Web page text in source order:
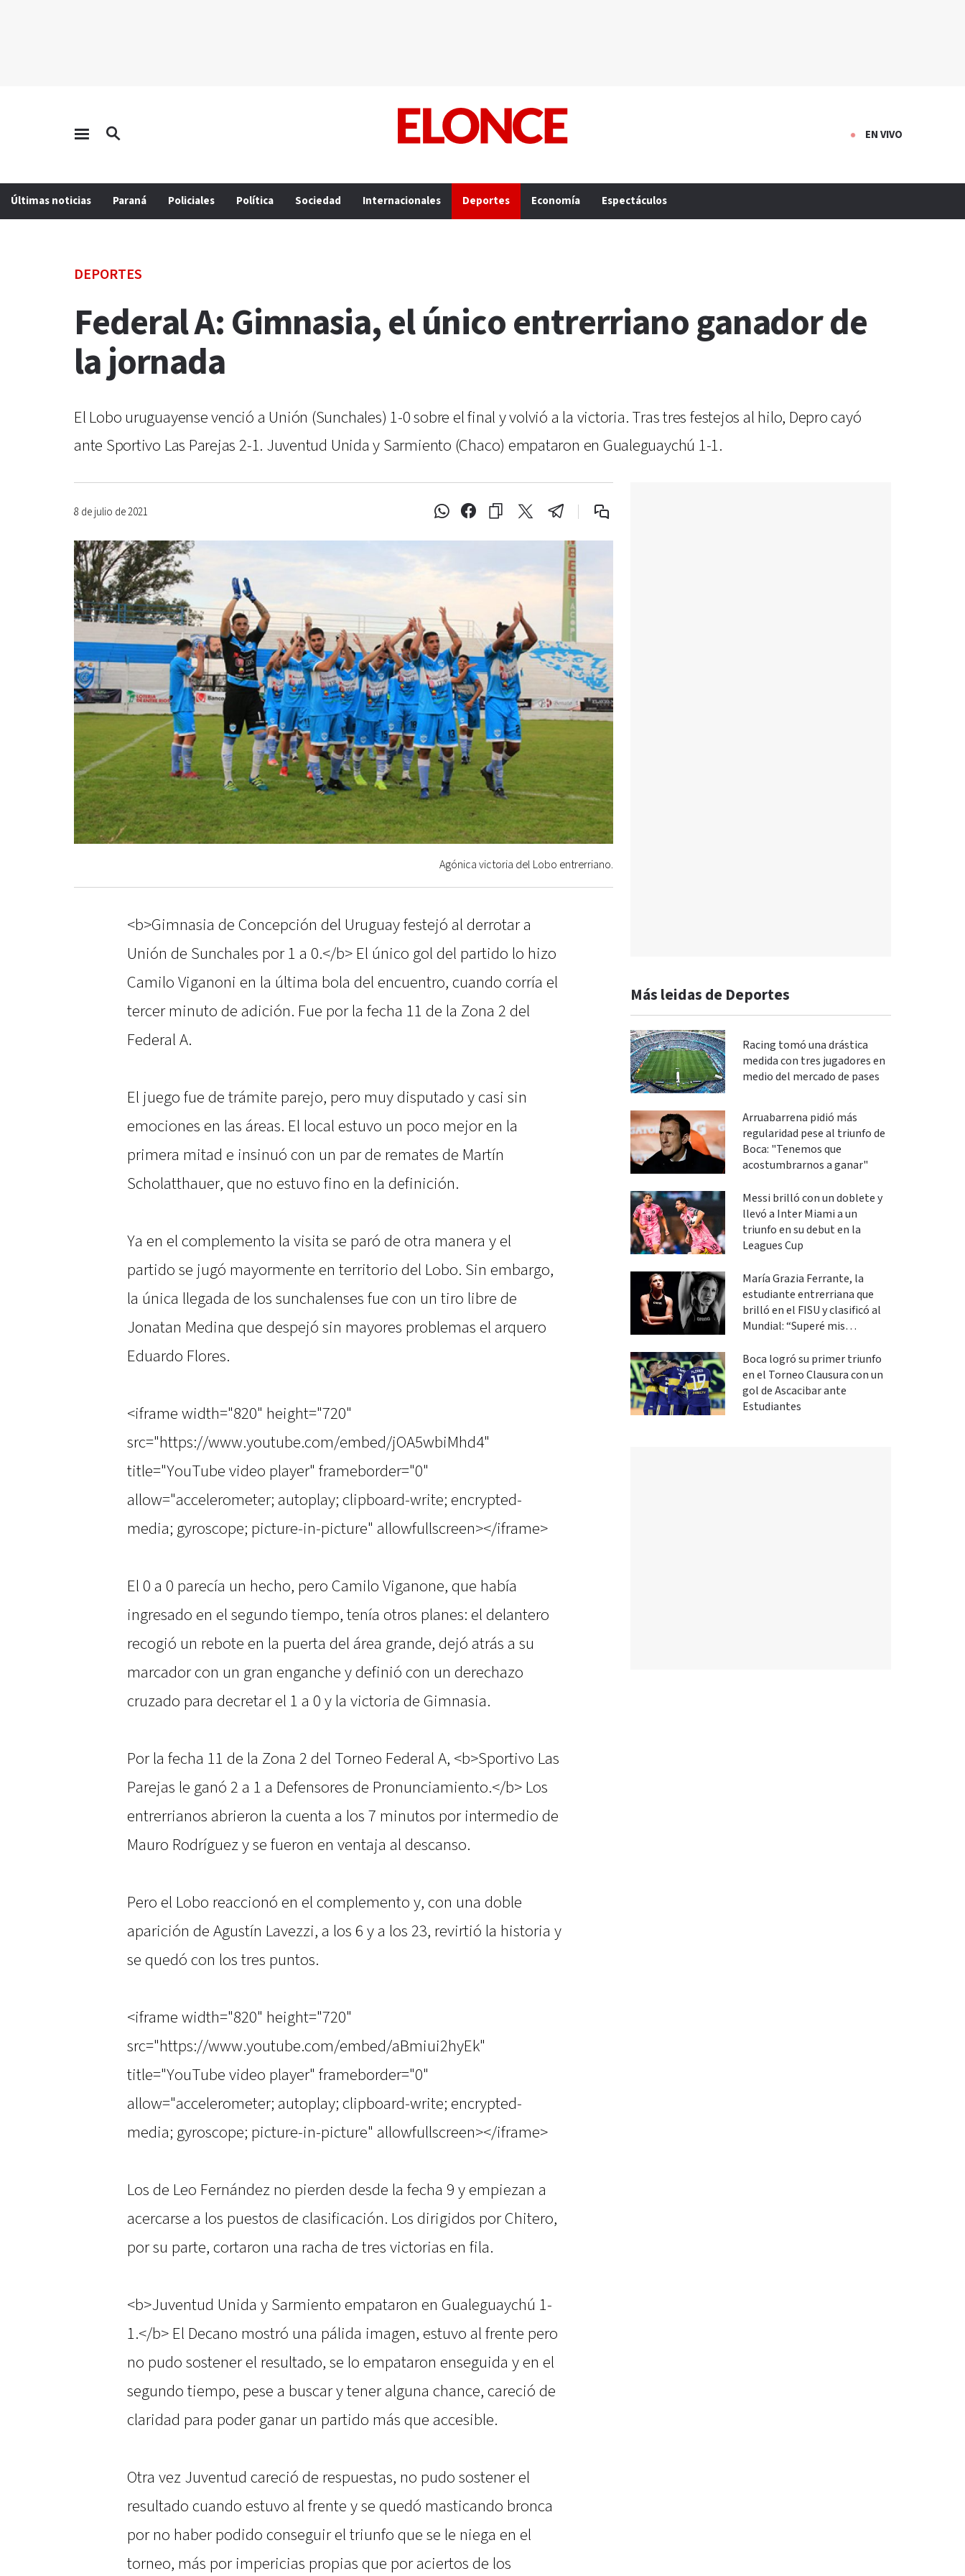
EN VIVO
Últimas noticias Paraná Policiales Política Sociedad Internacionales Deportes Economía Espectáculos
DEPORTES
Federal A: Gimnasia, el único entrerriano ganador de
la jornada
El Lobo uruguayense venció a Unión (Sunchales) 1-0 sobre el final y volvió a la victoria. Tras tres festejos al hilo, Depro cayó
ante Sportivo Las Parejas 2-1. Juventud Unida y Sarmiento (Chaco) empataron en Gualeguaychú 1-1.
8 de julio de 2021
Agónica victoria del Lobo entrerriano.
<b>Gimnasia de Concepción del Uruguay festejó al derrotar a
Unión de Sunchales por 1 a 0.</b> El único gol del partido lo hizo
Camilo Viganoni en la última bola del encuentro, cuando corría el
tercer minuto de adición. Fue por la fecha 11 de la Zona 2 del
Federal A.
El juego fue de trámite parejo, pero muy disputado y casi sin
emociones en las áreas. El local estuvo un poco mejor en la
primera mitad e insinuó con un par de remates de Martín
Scholatthauer, que no estuvo fino en la definición.
Ya en el complemento la visita se paró de otra manera y el
partido se jugó mayormente en territorio del Lobo. Sin embargo,
la única llegada de los sunchalenses fue con un tiro libre de
Jonatan Medina que despejó sin mayores problemas el arquero
Eduardo Flores.
<iframe width="820" height="720"
src="https://www.youtube.com/embed/jOA5wbiMhd4"
title="YouTube video player" frameborder="0"
allow="accelerometer; autoplay; clipboard-write; encrypted-
media; gyroscope; picture-in-picture" allowfullscreen></iframe>
El 0 a 0 parecía un hecho, pero Camilo Viganone, que había
ingresado en el segundo tiempo, tenía otros planes: el delantero
recogió un rebote en la puerta del área grande, dejó atrás a su
marcador con un gran enganche y definió con un derechazo
cruzado para decretar el 1 a 0 y la victoria de Gimnasia.
Por la fecha 11 de la Zona 2 del Torneo Federal A, <b>Sportivo Las
Parejas le ganó 2 a 1 a Defensores de Pronunciamiento.</b> Los
entrerrianos abrieron la cuenta a los 7 minutos por intermedio de
Mauro Rodríguez y se fueron en ventaja al descanso.
Pero el Lobo reaccionó en el complemento y, con una doble
aparición de Agustín Lavezzi, a los 6 y a los 23, revirtió la historia y
se quedó con los tres puntos.
<iframe width="820" height="720"
src="https://www.youtube.com/embed/aBmiui2hyEk"
title="YouTube video player" frameborder="0"
allow="accelerometer; autoplay; clipboard-write; encrypted-
media; gyroscope; picture-in-picture" allowfullscreen></iframe>
Los de Leo Fernández no pierden desde la fecha 9 y empiezan a
acercarse a los puestos de clasificación. Los dirigidos por Chitero,
por su parte, cortaron una racha de tres victorias en fila.
<b>Juventud Unida y Sarmiento empataron en Gualeguaychú 1-
1.</b> El Decano mostró una pálida imagen, estuvo al frente pero
no pudo sostener el resultado, se lo empataron enseguida y en el
segundo tiempo, pese a buscar y tener alguna chance, careció de
claridad para poder ganar un partido más que accesible.
Otra vez Juventud careció de respuestas, no pudo sostener el
resultado cuando estuvo al frente y se quedó masticando bronca
por no haber podido conseguir el triunfo que se le niega en el
torneo, más por impericias propias que por aciertos de los
Más leidas de Deportes
Racing tomó una drástica
medida con tres jugadores en
medio del mercado de pases
Arruabarrena pidió más
regularidad pese al triunfo de
Boca: "Tenemos que
acostumbrarnos a ganar"
Messi brilló con un doblete y
llevó a Inter Miami a un
triunfo en su debut en la
Leagues Cup
María Grazia Ferrante, la
estudiante entrerriana que
brilló en el FISU y clasificó al
Mundial: “Superé mis
Boca logró su primer triunfo
en el Torneo Clausura con un
gol de Ascacibar ante
Estudiantes